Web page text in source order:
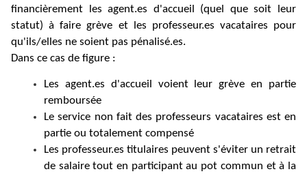
financièrement les agent.es d'accueil (quel que soit leur
statut) à faire grève et les professeur.es vacataires pour
qu'ils/elles ne soient pas pénalisé.es.
Dans ce cas de figure :
Les agent.es d'accueil voient leur grève en partie
remboursée
Le service non fait des professeurs vacataires est en
partie ou totalement compensé
Les professeur.es titulaires peuvent s'éviter un retrait
de salaire tout en participant au pot commun et à la